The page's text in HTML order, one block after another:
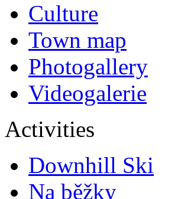
Culture
Town map
Photogallery
Videogalerie
Activities
Downhill Ski
Na běžky